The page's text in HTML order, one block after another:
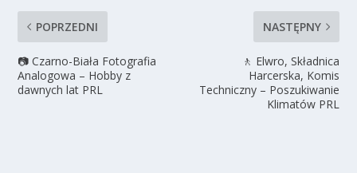
POPRZEDNI
📷 Czarno-Biała Fotografia
Analogowa – Hobby z
dawnych lat PRL
NASTĘPNY
🚶 Elwro, Składnica
Harcerska, Komis
Techniczny – Poszukiwanie
Klimatów PRL